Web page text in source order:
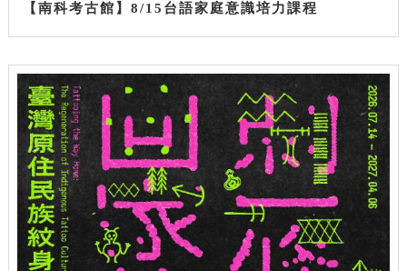
【南科考古館】8/15台語家庭意識培力課程